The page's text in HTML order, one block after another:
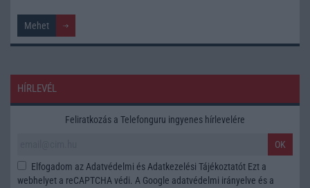
HÍRLEVÉL
Feliratkozás a Telefonguru ingyenes hírlevelére
OK
Elfogadom az Adatvédelmi és Adatkezelési Tájékoztatót Ezt a
webhelyet a reCAPTCHA védi. A Google adatvédelmi irányelve és a